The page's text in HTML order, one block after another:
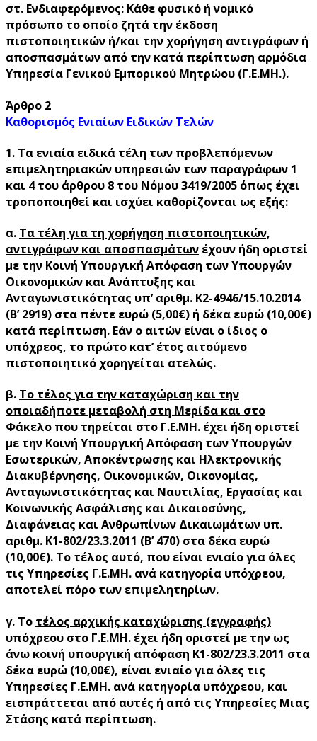
στ. Ενδιαφερόμενος: Κάθε φυσικό ή νομικό
πρόσωπο το οποίο ζητά την έκδοση
πιστοποιητικών ή/και την χορήγηση αντιγράφων ή
αποσπασμάτων από την κατά περίπτωση αρμόδια
Υπηρεσία Γενικού Εμπορικού Μητρώου (Γ.Ε.ΜΗ.).
Άρθρο 2
Καθορισμός Ενιαίων Ειδικών Τελών
1. Τα ενιαία ειδικά τέλη των προβλεπόμενων
επιμελητηριακών υπηρεσιών των παραγράφων 1
και 4 του άρθρου 8 του Νόμου 3419/2005 όπως έχει
τροποποιηθεί και ισχύει καθορίζονται ως εξής:
α. Τα τέλη για τη χορήγηση πιστοποιητικών,
αντιγράφων και αποσπασμάτων έχουν ήδη οριστεί
με την Κοινή Υπουργική Απόφαση των Υπουργών
Οικονομικών και Ανάπτυξης και
Ανταγωνιστικότητας υπ’ αριθμ. Κ2-4946/15.10.2014
(Β’ 2919) στα πέντε ευρώ (5,00€) ή δέκα ευρώ (10,00€)
κατά περίπτωση. Εάν ο αιτών είναι ο ίδιος ο
υπόχρεος, το πρώτο κατ’ έτος αιτούμενο
πιστοποιητικό χορηγείται ατελώς.
β. Το τέλος για την καταχώριση και την
οποιαδήποτε μεταβολή στη Μερίδα και στο
Φάκελο που τηρείται στο Γ.Ε.ΜΗ. έχει ήδη οριστεί
με την Κοινή Υπουργική Απόφαση των Υπουργών
Εσωτερικών, Αποκέντρωσης και Ηλεκτρονικής
Διακυβέρνησης, Οικονομικών, Οικονομίας,
Ανταγωνιστικότητας και Ναυτιλίας, Εργασίας και
Κοινωνικής Ασφάλισης και Δικαιοσύνης,
Διαφάνειας και Ανθρωπίνων Δικαιωμάτων υπ.
αριθμ. K1-802/23.3.2011 (Β’ 470) στα δέκα ευρώ
(10,00€). Το τέλος αυτό, που είναι ενιαίο για όλες
τις Υπηρεσίες Γ.Ε.ΜΗ. ανά κατηγορία υπόχρεου,
αποτελεί πόρο των επιμελητηρίων.
γ. Το τέλος αρχικής καταχώρισης (εγγραφής)
υπόχρεου στο Γ.Ε.ΜΗ. έχει ήδη οριστεί με την ως
άνω κοινή υπουργική απόφαση K1-802/23.3.2011 στα
δέκα ευρώ (10,00€), είναι ενιαίο για όλες τις
Υπηρεσίες Γ.Ε.ΜΗ. ανά κατηγορία υπόχρεου, και
εισπράττεται από αυτές ή από τις Υπηρεσίες Μιας
Στάσης κατά περίπτωση.